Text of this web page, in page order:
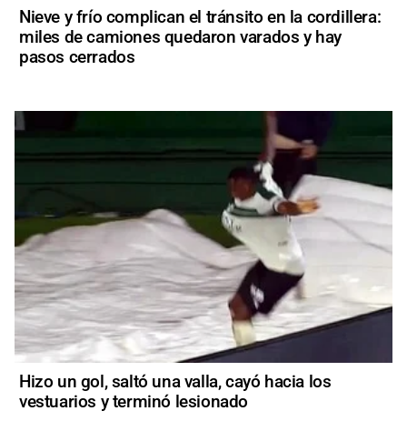
Nieve y frío complican el tránsito en la cordillera:
miles de camiones quedaron varados y hay
pasos cerrados
Hizo un gol, saltó una valla, cayó hacia los
vestuarios y terminó lesionado